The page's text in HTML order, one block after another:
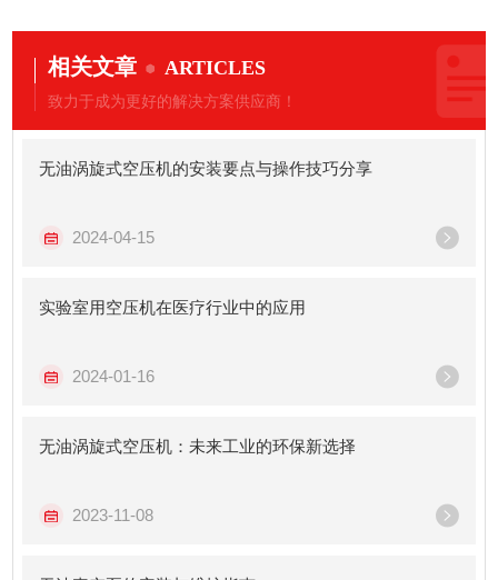
相关文章 ARTICLES
致力于成为更好的解决方案供应商！
无油涡旋式空压机的安装要点与操作技巧分享
2024-04-15
实验室用空压机在医疗行业中的应用
2024-01-16
无油涡旋式空压机：未来工业的环保新选择
2023-11-08